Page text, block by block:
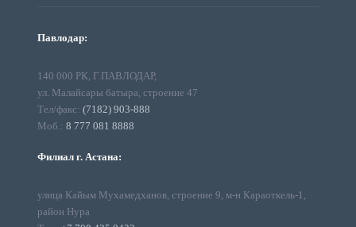
Павлодар:
140 000 РК, Г.ПАВЛОДАР,
ул. Малайсары батыра, строение 47
Тел/факс: (7182) 903-888
Моб.: 8 777 081 8888
Филиал г. Астана:
улица Кайым Мухамедханов, строение 9, м-н Караоткель-1,
район Нура